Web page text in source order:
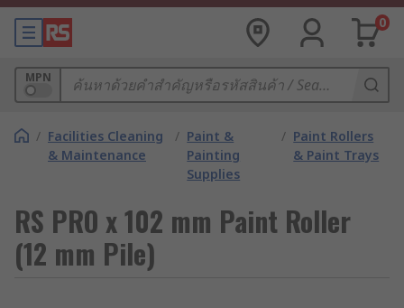
0
MPN
/ Facilities Cleaning
& Maintenance
/ Paint &
Painting
Supplies
/ Paint Rollers
& Paint Trays
RS PRO x 102 mm Paint Roller
(12 mm Pile)